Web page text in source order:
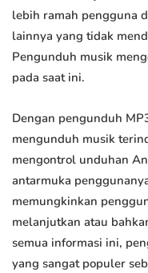
lebih ramah pengguna
lainnya yang tidak
Pengunduh musik
pada saat ini.
Dengan pengunduh
mengunduh musik
mengontrol unduhan
antarmuka
memungkinkan
melanjutkan atau
semua informasi ini,
yang sangat populer